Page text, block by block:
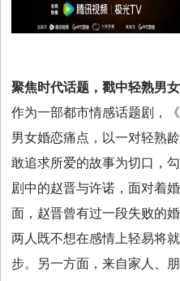
聚焦时代话题，戳中轻熟男
作为一部都市情感话题剧，
男女婚恋痛点，以一对轻熟
敢追求所爱的故事为切口，
剧中的赵晋与许诺，面对着
面，赵晋曾有过一段失败的
两人既不想在感情上轻易将
步。另一方面，来自家人、